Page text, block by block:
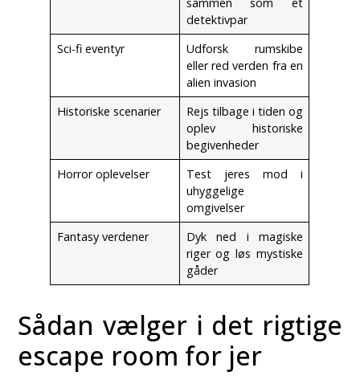
sammen som et
detektivpar
Sci-fi eventyr
Udforsk rumskibe
eller red verden fra en
alien invasion
Historiske scenarier
Rejs tilbage i tiden og
oplev historiske
begivenheder
Horror oplevelser
Test jeres mod i
uhyggelige
omgivelser
Fantasy verdener
Dyk ned i magiske
riger og løs mystiske
gåder
Sådan vælger i det rigtige
escape room for jer